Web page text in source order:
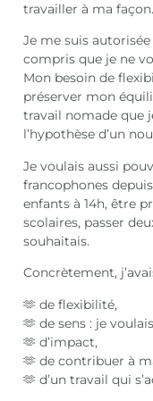
travailler à ma façon.
Je me suis
compris que je ne
Mon besoin de
préserver mon
travail nomade que
l’hypothèse d’un
Je voulais aussi
francophones
enfants à 14h, être
scolaires, passer
souhaitais.
Concrètement,
🫶 de flexibilité,
🫶 de sens : je
🫶 d’impact,
🫶 de contribuer à
🫶 d’un travail qui